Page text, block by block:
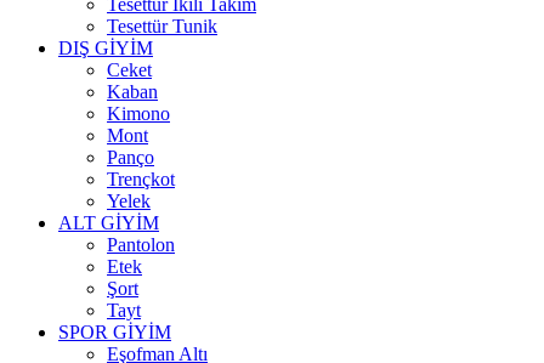
Tesettür İkili Takım
Tesettür Tunik
DIŞ GİYİM
Ceket
Kaban
Kimono
Mont
Panço
Trençkot
Yelek
ALT GİYİM
Pantolon
Etek
Şort
Tayt
SPOR GİYİM
Eşofman Altı